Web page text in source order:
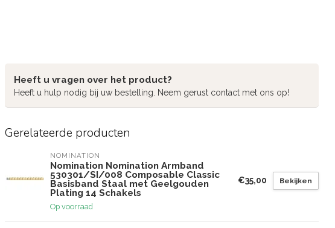
Heeft u vragen over het product?
Heeft u hulp nodig bij uw bestelling. Neem gerust contact met ons op!
Gerelateerde producten
NOMINATION
Nomination Nomination Armband
530301/SI/008 Composable Classic
Basisband Staal met Geelgouden
Plating 14 Schakels
Op voorraad
€35,00 Bekijken